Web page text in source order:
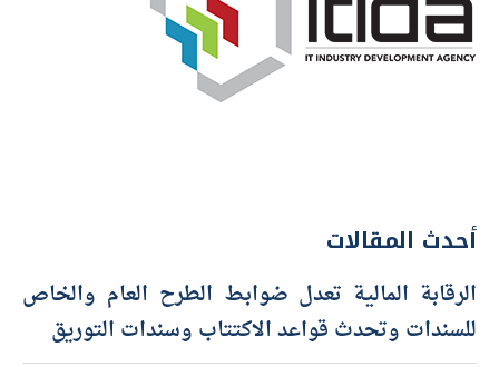
أحدث المقالات
الرقابة المالية تعدل ضوابط الطرح العام والخاص
للسندات وتحدث قواعد الاكتتاب وسندات التوريق